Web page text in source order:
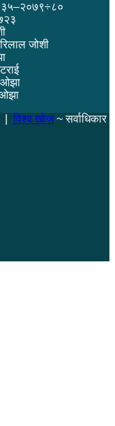
जोशी
ओझा
| विश्व खोज~ सर्वाधिकार